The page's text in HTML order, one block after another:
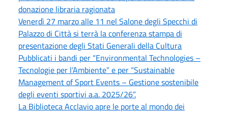
donazione libraria ragionata
Venerdì 27 marzo alle 11 nel Salone degli Specchi di
Palazzo di Città si terrà la conferenza stampa di
presentazione degli Stati Generali della Cultura
Pubblicati i bandi per “Environmental Technologies –
Tecnologie per l’Ambiente” e per “Sustainable
Management of Sport Events – Gestione sostenibile
degli eventi sportivi a.a. 2025/26”.
La Biblioteca Acclavio apre le porte al mondo dei